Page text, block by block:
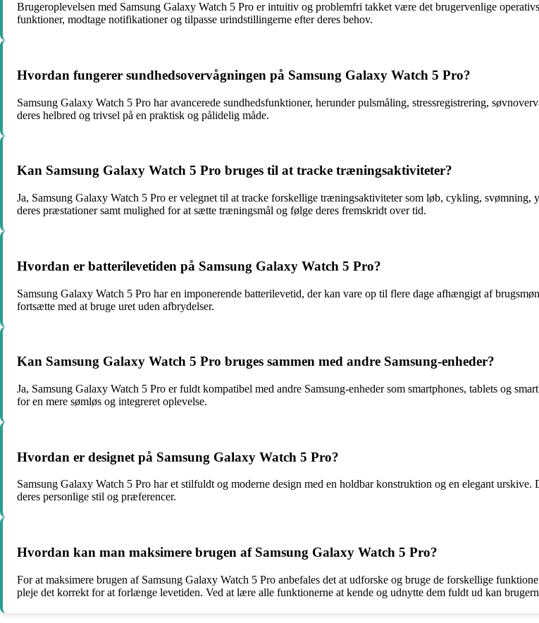
Brugeroplevelsen med Samsung Galaxy Watch 5 Pro er intuitiv og problemfri takket være det brugervenlige
funktioner, modtage notifikationer og tilpasse urindstillingerne efter deres behov.
Hvordan fungerer sundhedsovervågningen på Samsung Galaxy Watch 5 Pro?
Samsung Galaxy Watch 5 Pro har avancerede sundhedsfunktioner, herunder pulsmåling, stressregistrering,
deres helbred og trivsel på en praktisk og pålidelig måde.
Kan Samsung Galaxy Watch 5 Pro bruges til at tracke træningsaktiviteter?
Ja, Samsung Galaxy Watch 5 Pro er velegnet til at tracke forskellige træningsaktiviteter som løb, cykling,
deres præstationer samt mulighed for at sætte træningsmål og følge deres fremskridt over tid.
Hvordan er batterilevetiden på Samsung Galaxy Watch 5 Pro?
Samsung Galaxy Watch 5 Pro har en imponerende batterilevetid, der kan vare op til flere dage afhængigt af
fortsætte med at bruge uret uden afbrydelser.
Kan Samsung Galaxy Watch 5 Pro bruges sammen med andre Samsung-enheder?
Ja, Samsung Galaxy Watch 5 Pro er fuldt kompatibel med andre Samsung-enheder som smartphones, tablets og
for en mere sømløs og integreret oplevelse.
Hvordan er designet på Samsung Galaxy Watch 5 Pro?
Samsung Galaxy Watch 5 Pro har et stilfuldt og moderne design med en holdbar konstruktion og en elegant
deres personlige stil og præferencer.
Hvordan kan man maksimere brugen af Samsung Galaxy Watch 5 Pro?
For at maksimere brugen af Samsung Galaxy Watch 5 Pro anbefales det at udforske og bruge de forskellige
pleje det korrekt for at forlænge levetiden. Ved at lære alle funktionerne at kende og udnytte dem fuldt ud kan